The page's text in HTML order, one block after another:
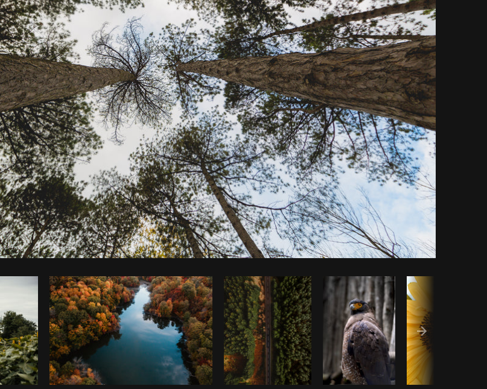
Foto da Matthew Henry doBurst Copiar código